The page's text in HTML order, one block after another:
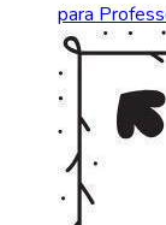
para